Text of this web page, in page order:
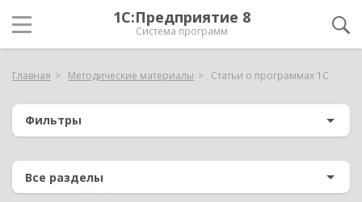
1С:Предприятие 8
Система программ
Главная Методические материалы Статьи о программах 1С
Фильтры